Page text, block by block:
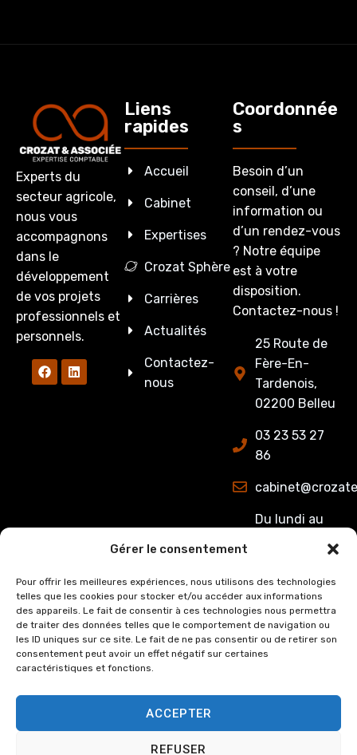
Gérer le consentement
Pour offrir les meilleures expériences, nous utilisons des technologies
telles que les cookies pour stocker et/ou accéder aux informations
des appareils. Le fait de consentir à ces technologies nous permettra
de traiter des données telles que le comportement de navigation ou
les ID uniques sur ce site. Le fait de ne pas consentir ou de retirer son
consentement peut avoir un effet négatif sur certaines
caractéristiques et fonctions.
ACCEPTER
REFUSER
Experts du
secteur agricole,
nous vous
accompagnons
dans le
développement
de vos projets
professionnels et
personnels.
Liens
rapides
Accueil
Cabinet
Expertises
Crozat Sphère
Carrières
Actualités
Contactez-
nous
Coordonnée
s
Besoin d’un
conseil, d’une
information ou
d’un rendez-vous
? Notre équipe
est à votre
disposition.
Contactez-nous !
25 Route de
Fère-En-
Tardenois,
02200 Belleu
03 23 53 27
86
Du lundi au
8h00 à 12h15
et de 13h15 à
17h00.
Le Vendredi :
de 8h00 à
12h15 et de